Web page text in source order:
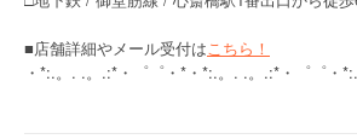
■店舗詳細やメール受付は こちら！
・*:.。. .。.:*・゜゜・*・*:.。. .。.:*・゜゜・